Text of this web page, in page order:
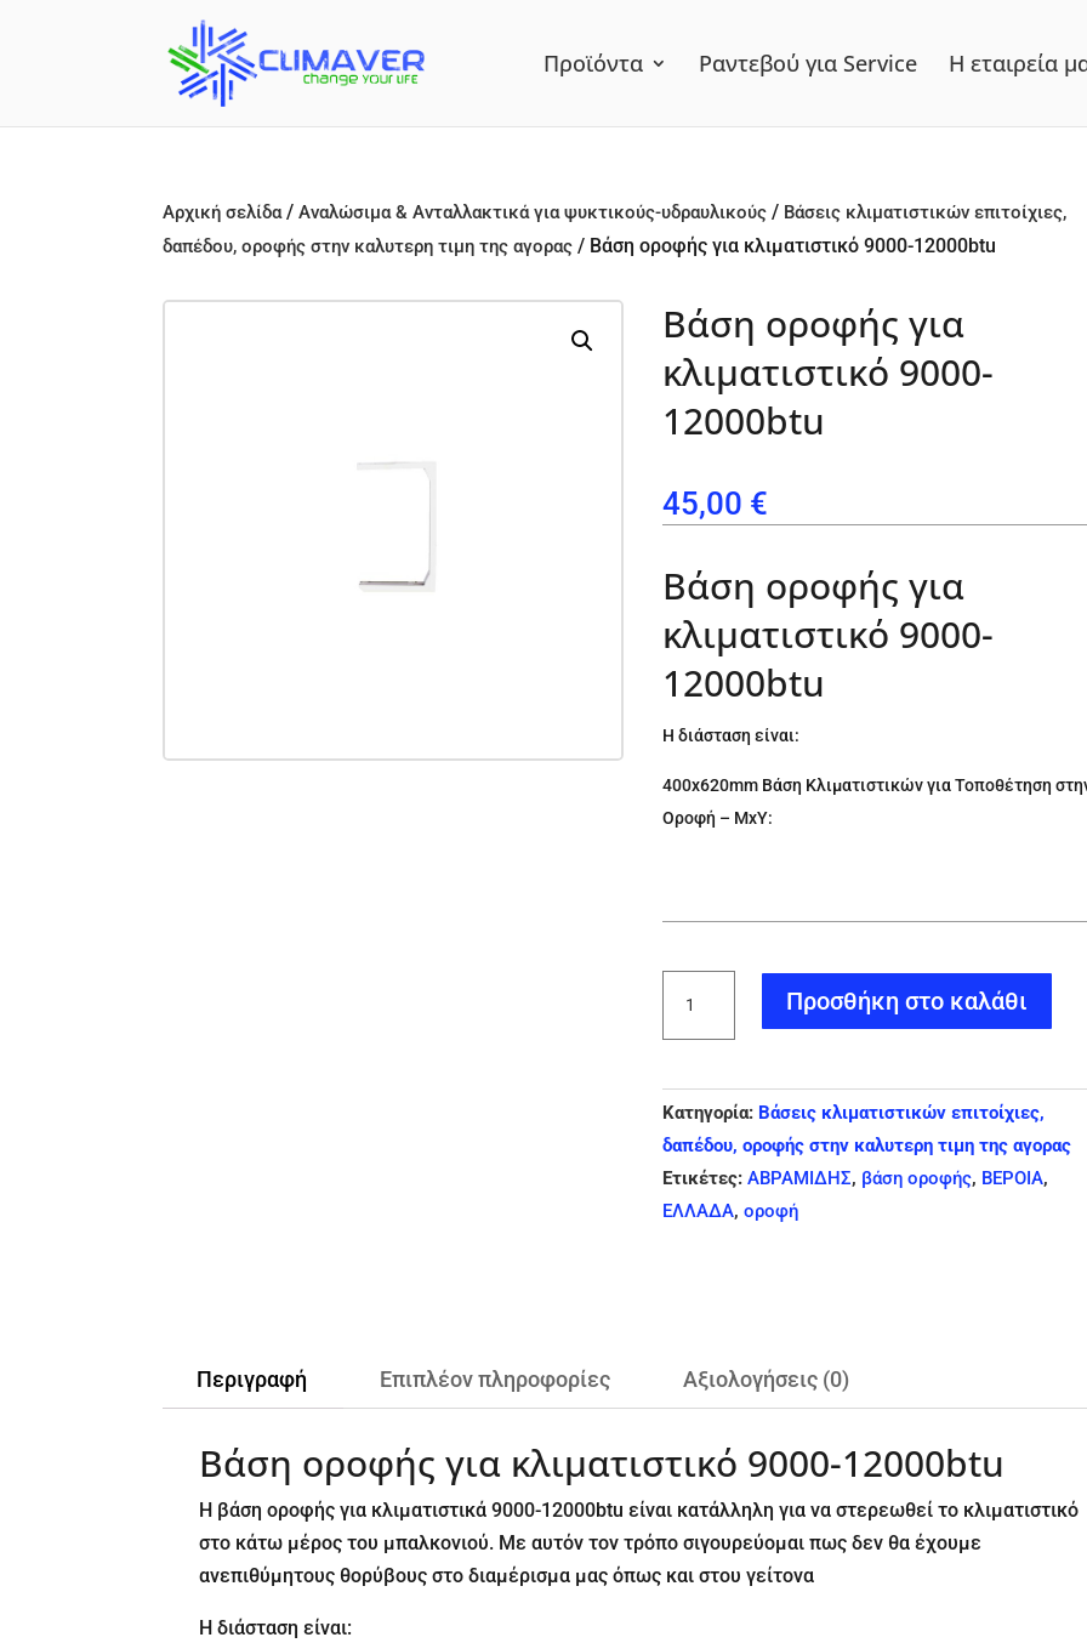
Προϊόντα Ραντεβού για Service Η εταιρεία
Αρχική σελίδα/Αναλώσιμα & Ανταλλακτικά για ψυκτικούς-υδραυλικούς / Βάσεις κλιματιστικών επιτοίχιες,
δαπέδου, οροφής στην καλυτερη τιμη της αγορας / Βάση οροφής για κλιματιστικό 9000-12000btu
Βάση οροφής για
κλιματιστικό 9000-
12000btu
45,00 €
Βάση οροφής για
κλιματιστικό 9000-
12000btu
Η διάσταση είναι:
400x620mm Βάση Κλιματιστικών για Τοποθέτηση
Οροφή – ΜxΥ:
οροφής
κλιματιστικό
9000-
12000btu
ποσότητα
Προσθήκη στο καλάθι
Κατηγορία: Βάσεις κλιματιστικών επιτοίχιες,
δαπέδου, οροφής στην καλυτερη τιμη της αγορας
Ετικέτες:ΑΒΡΑΜΙΔΗΣ, βάση οροφής, ΒΕΡΟΙΑ,
ΕΛΛΑΔΑ,οροφή
Περιγραφή Επιπλέον πληροφορίες Αξιολογήσεις (0)
Βάση οροφής για κλιματιστικό 9000-12000btu
Η βάση οροφής για κλιματιστικά 9000-12000btu είναι κατάλληλη για να στερεωθεί το κλιματιστικό
στο κάτω μέρος του μπαλκονιού. Με αυτόν τον τρόπο σιγουρεύομαι πως δεν θα έχουμε
ανεπιθύμητους θορύβους στο διαμέρισμα μας όπως και στου γείτονα
Η διάσταση είναι: